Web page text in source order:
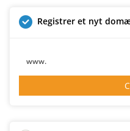
Registrer et nyt
www.